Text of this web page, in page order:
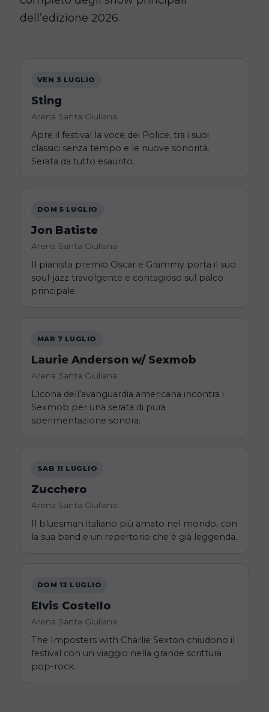
dell’edizione 2026.
VEN 3 LUGLIO
Sting
Arena Santa Giuliana
Apre il festival la voce dei Police, tra i suoi
classici senza tempo e le nuove sonorità.
Serata da tutto esaurito.
DOM 5 LUGLIO
Jon Batiste
Arena Santa Giuliana
Il pianista premio Oscar e Grammy porta il suo
soul-jazz travolgente e contagioso sul palco
principale.
MAR 7 LUGLIO
Laurie Anderson w/ Sexmob
Arena Santa Giuliana
L’icona dell’avanguardia americana incontra i
Sexmob per una serata di pura
sperimentazione sonora.
SAB 11 LUGLIO
Zucchero
Arena Santa Giuliana
Il bluesman italiano più amato nel mondo, con
la sua band e un repertorio che è già leggenda.
DOM 12 LUGLIO
Elvis Costello
Arena Santa Giuliana
The Imposters with Charlie Sexton chiudono il
festival con un viaggio nella grande scrittura
pop-rock.